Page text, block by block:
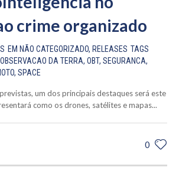
crime organizado
EM NÃO CATEGORIZADO, RELEASES TAGS
OBSERVACAO DA TERRA, OBT, SEGURANCA,
, SPACE
um dos principais destaques será este
como os drones, satélites e mapas...
0